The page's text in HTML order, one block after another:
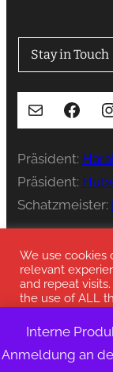
Interne
Anmeldung an
Stay in Touch
E-Mail Facebook
Präsident:
Präsident:
Schatzmeister:
We use cookies
relevant
and repeat
the use of ALL